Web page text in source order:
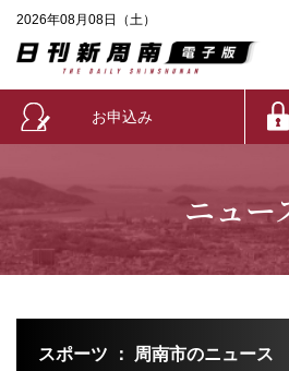
2026年08月08日（土）
お申込み
ニュー
スポーツ ： 周南市のニュース